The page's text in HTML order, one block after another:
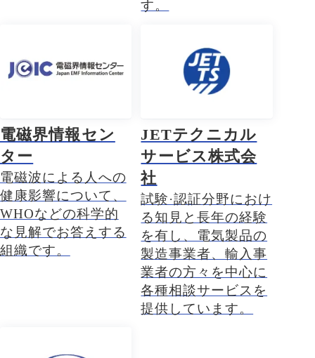
す。
電磁界情報セン
ター
電磁波による人への
健康影響について、
WHOなどの科学的
な見解でお答えする
組織です。
JETテクニカル
サービス株式会
社
試験·認証分野におけ
る知見と長年の経験
を有し、電気製品の
製造事業者、輸入事
業者の方々を中心に
各種相談サービスを
提供しています。